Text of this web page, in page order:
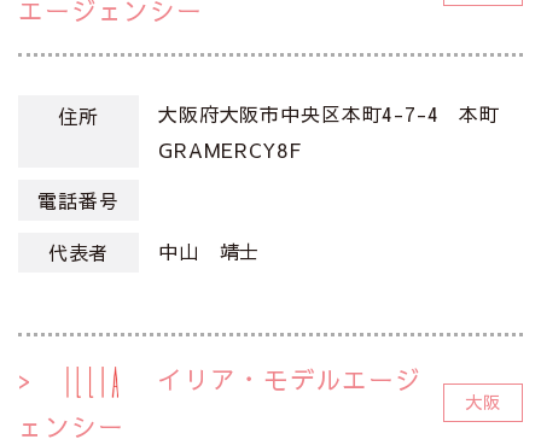
エージェンシー
住所
大阪府大阪市中央区本町4-7-4 本町
GRAMERCY8F
電話番号
代表者
中山 靖士
イリア・モデルエージ
ェンシー
大阪